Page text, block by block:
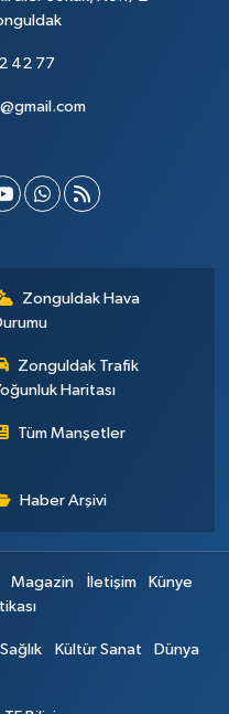
42 77
Zonguldak Hava
Zonguldak Trafik
Haritası
Tüm Manşetler
Haber Arşivi
Magazin İletişim
Künye
Sağlık Kültür Sanat
Dünya